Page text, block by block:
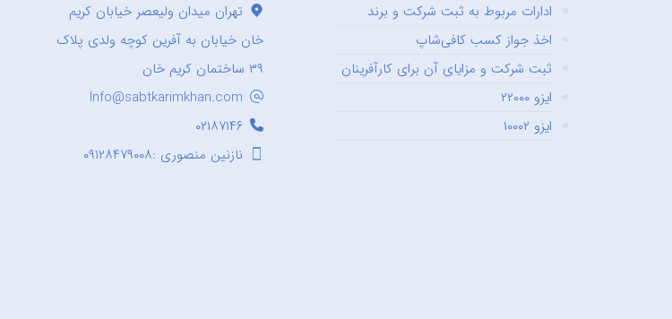
ادارات مربوط به ثبت شرکت و برند
اخذ جواز کسب کافی‌شاپ
ثبت شرکت و مزایای آن برای کارآفرینان
ایزو ۲۲۰۰۰
ایزو ۱۰۰۰۲
تهران میدان ولیعصر خیابان کریم
خان خیابان به آفرین کوچه ولدی پلاک
۳۹ ساختمان کریم خان
Info@sabtkarimkhan.com
۰۲۱۸۷۱۴۶
نازنین منصوری :۰۹۱۲۸۴۷۹۰۰۸